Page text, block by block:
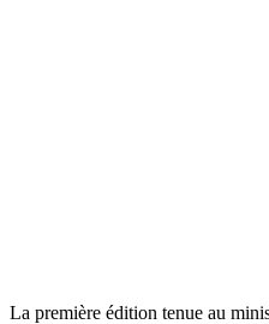
La première édition tenue au